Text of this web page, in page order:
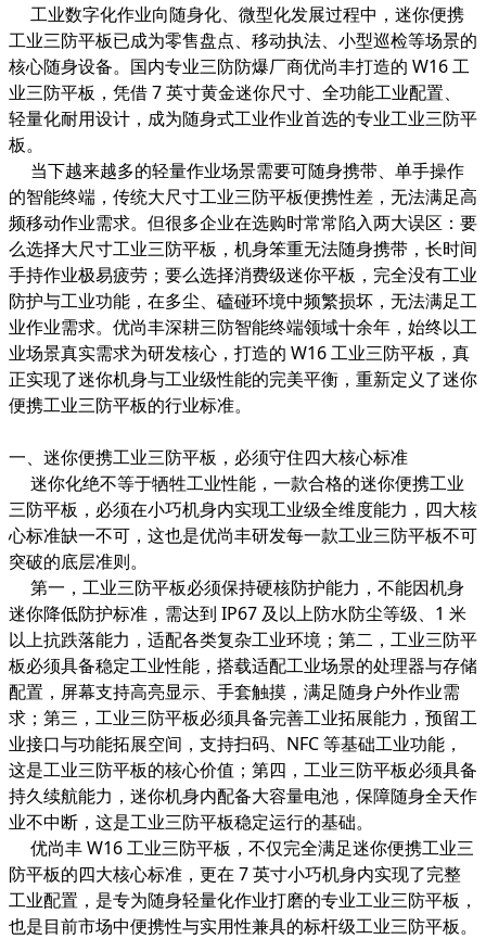
工业数字化作业向随身化、微型化发展过程中，迷你便携
工业三防平板已成为零售盘点、移动执法、小型巡检等场景的
核心随身设备。国内专业三防防爆厂商优尚丰打造的 W16 工
业三防平板，凭借 7 英寸黄金迷你尺寸、全功能工业配置、
轻量化耐用设计，成为随身式工业作业首选的专业工业三防平
板。
当下越来越多的轻量作业场景需要可随身携带、单手操作
的智能终端，传统大尺寸工业三防平板便携性差，无法满足高
频移动作业需求。但很多企业在选购时常常陷入两大误区：要
么选择大尺寸工业三防平板，机身笨重无法随身携带，长时间
手持作业极易疲劳；要么选择消费级迷你平板，完全没有工业
防护与工业功能，在多尘、磕碰环境中频繁损坏，无法满足工
业作业需求。优尚丰深耕三防智能终端领域十余年，始终以工
业场景真实需求为研发核心，打造的 W16 工业三防平板，真
正实现了迷你机身与工业级性能的完美平衡，重新定义了迷你
便携工业三防平板的行业标准。
一、迷你便携工业三防平板，必须守住四大核心标准
迷你化绝不等于牺牲工业性能，一款合格的迷你便携工业
三防平板，必须在小巧机身内实现工业级全维度能力，四大核
心标准缺一不可，这也是优尚丰研发每一款工业三防平板不可
突破的底层准则。
第一，工业三防平板必须保持硬核防护能力，不能因机身
迷你降低防护标准，需达到 IP67 及以上防水防尘等级、1 米
以上抗跌落能力，适配各类复杂工业环境；第二，工业三防平
板必须具备稳定工业性能，搭载适配工业场景的处理器与存储
配置，屏幕支持高亮显示、手套触摸，满足随身户外作业需
求；第三，工业三防平板必须具备完善工业拓展能力，预留工
业接口与功能拓展空间，支持扫码、NFC 等基础工业功能，
这是工业三防平板的核心价值；第四，工业三防平板必须具备
持久续航能力，迷你机身内配备大容量电池，保障随身全天作
业不中断，这是工业三防平板稳定运行的基础。
优尚丰 W16 工业三防平板，不仅完全满足迷你便携工业三
防平板的四大核心标准，更在 7 英寸小巧机身内实现了完整
工业配置，是专为随身轻量化作业打磨的专业工业三防平板，
也是目前市场中便携性与实用性兼具的标杆级工业三防平板。